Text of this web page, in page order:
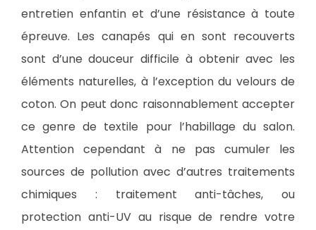
entretien enfantin et d’une résistance à toute
épreuve. Les canapés qui en sont recouverts
sont d’une douceur difficile à obtenir avec les
éléments naturelles, à l’exception du velours de
coton. On peut donc raisonnablement accepter
ce genre de textile pour l’habillage du salon.
Attention cependant à ne pas cumuler les
sources de pollution avec d’autres traitements
chimiques : traitement anti-tâches, ou
protection anti-UV au risque de rendre votre